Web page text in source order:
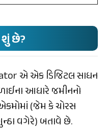
શું છે?
એ એક ડિજિટલ સાધન
આધારે જમીનનો
(જેમ કે ચોરસ
વગેરે) બતાવે છે.